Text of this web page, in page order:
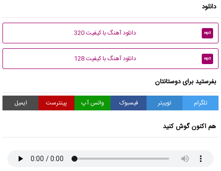
دانلود
mp3 دانلود آهنگ با کیفیت 320
mp3 دانلود آهنگ با کیفیت 128
بفرستید برای دوستانتان
تلگرام توییتر فیسبوک واتس آپ پینترست ایمیل
هم اکنون گوش کنید